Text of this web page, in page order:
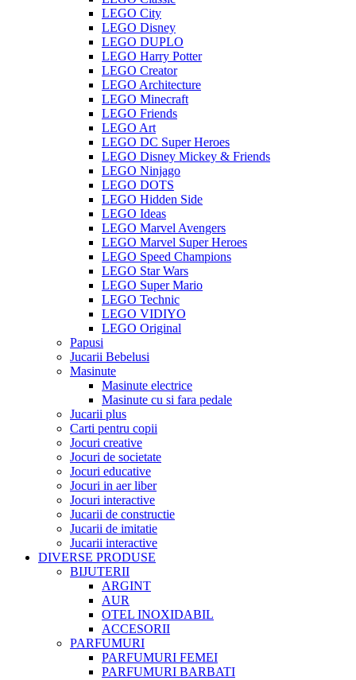
LEGO City
LEGO Disney
LEGO DUPLO
LEGO Harry Potter
LEGO Creator
LEGO Architecture
LEGO Minecraft
LEGO Friends
LEGO Art
LEGO DC Super Heroes
LEGO Disney Mickey & Friends
LEGO Ninjago
LEGO DOTS
LEGO Hidden Side
LEGO Ideas
LEGO Marvel Avengers
LEGO Marvel Super Heroes
LEGO Speed Champions
LEGO Star Wars
LEGO Super Mario
LEGO Technic
LEGO VIDIYO
LEGO Original
Papusi
Jucarii Bebelusi
Masinute
Masinute electrice
Masinute cu si fara pedale
Jucarii plus
Carti pentru copii
Jocuri creative
Jocuri de societate
Jocuri educative
Jocuri in aer liber
Jocuri interactive
Jucarii de constructie
Jucarii de imitatie
Jucarii interactive
DIVERSE PRODUSE
BIJUTERII
ARGINT
AUR
OTEL INOXIDABIL
ACCESORII
PARFUMURI
PARFUMURI FEMEI
PARFUMURI BARBATI